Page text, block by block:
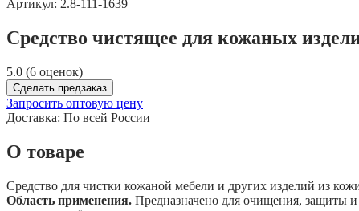
Артикул: 2.8-111-1639
Средство чистящее для кожаных
5.0 (6 оценок)
Сделать предзаказ
Запросить оптовую цену
Доставка: По всей России
О товаре
Средство для чистки кожаной мебели и других изделий из
Область применения. Предназначено для очищения, защиты